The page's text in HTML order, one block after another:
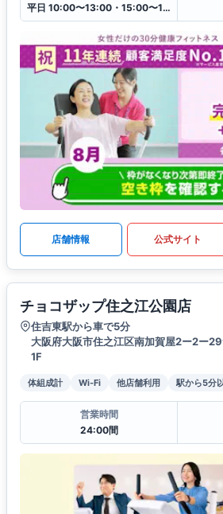
平日 10:00〜13:00・15:00〜19:00
店舗情報 公式サイト
チョコザップ住之江公園店
住吉東駅から車で5分
大阪府大阪市住之江区南加賀屋2ー2ー
1F
体組成計 Wi-Fi 他店舗利用 駅から5分
営業時間
24:00間